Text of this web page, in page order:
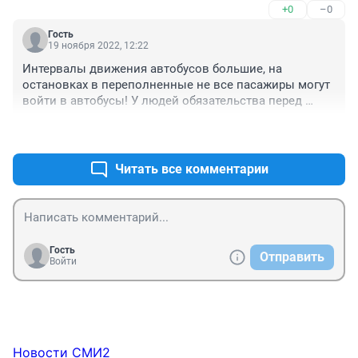
+0 –0
Гость
19 ноября 2022, 12:22
Интервалы движения автобусов большие, на
остановках в переполненные не все пасажиры могут
войти в автобусы! У людей обязательства перед
Читать все комментарии
Гость
Войти
Отправить
Новости СМИ2